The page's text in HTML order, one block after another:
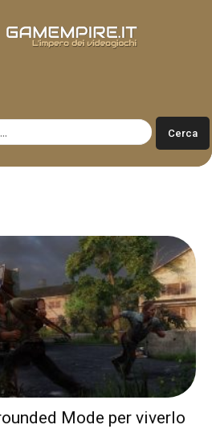
Mode per viverlo